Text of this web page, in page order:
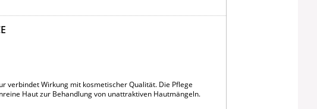
verbindet Wirkung mit kosmetischer Qualität. Die Pflege
Haut zur Behandlung von unattraktiven Hautmängeln.